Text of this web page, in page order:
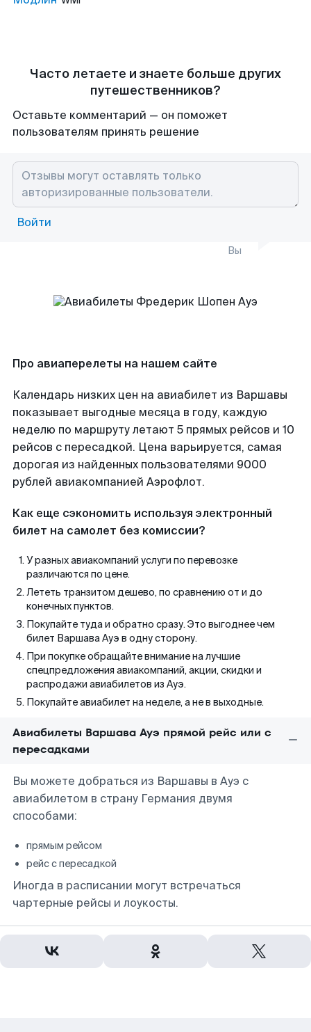
Часто летаете и знаете больше других
путешественников?
Оставьте комментарий — он поможет
пользователям принять решение
Войти
Вы
Про авиаперелеты на нашем сайте
Календарь низких цен на авиабилет из Варшавы
показывает выгодные месяца в году, каждую
неделю по маршруту летают 5 прямых рейсов и 10
рейсов с пересадкой. Цена варьируется, самая
дорогая из найденных пользователями 9000
рублей авиакомпанией Аэрофлот.
Как еще сэкономить используя электронный
билет на самолет без комиссии?
У разных авиакомпаний услуги по перевозке
различаются по цене.
Лететь транзитом дешево, по сравнению от и до
конечных пунктов.
Покупайте туда и обратно сразу. Это выгоднее чем
билет Варшава Ауэ в одну сторону.
При покупке обращайте внимание на лучшие
спецпредложения авиакомпаний, акции, скидки и
распродажи авиабилетов из Ауэ.
Покупайте авиабилет на неделе, а не в выходные.
Авиабилеты Варшава Ауэ прямой рейс или с
пересадками
Вы можете добраться из Варшавы в Ауэ с
авиабилетом в страну Германия двумя
способами:
прямым рейсом
рейс с пересадкой
Иногда в расписании могут встречаться
чартерные рейсы и лоукосты.